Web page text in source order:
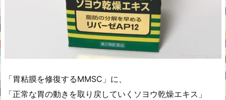
「胃粘膜を修復するMMSC」に、
「正常な胃の動きを取り戻していくソヨウ乾燥エキス」